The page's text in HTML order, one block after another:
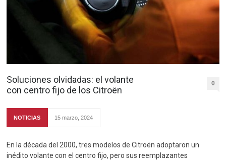
Soluciones olvidadas: el volante
con centro fijo de los Citroën
0
NOTICIAS 15 marzo, 2024
En la década del 2000, tres modelos de Citroën adoptaron un
inédito volante con el centro fijo, pero sus reemplazantes